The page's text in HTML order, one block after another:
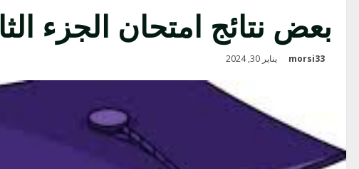
بعض نتائج امتحان الجزء
morsi33 يناير 30, 2024